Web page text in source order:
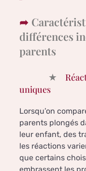
différences
parents
uniques
Lorsqu’on
parents plongés
leur enfant, des
les réactions
que certains
embrassent les